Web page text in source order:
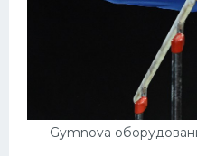
Gymnova